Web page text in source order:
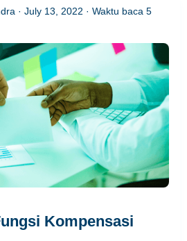
· July 13, 2022 · Waktu baca 5
Kompensasi